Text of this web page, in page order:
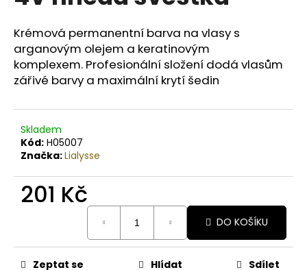
Krémová permanentní barva na vlasy s
arganovým olejem a keratinovým
komplexem. Profesionální složení dodá vlasům
zářivé barvy a maximální krytí šedin
Skladem
Kód: H05007
Značka:Lialysse
201 Kč
DO KOŠÍKU
Zeptat se Hlídat Sdílet
j
e
m
e
BODY
BY
SIMONA
BIO
JASMINE
ORGANICKÉ
RUČNĚ
VYRÁBĚNÉ
BAMBUCKÉ
250ML